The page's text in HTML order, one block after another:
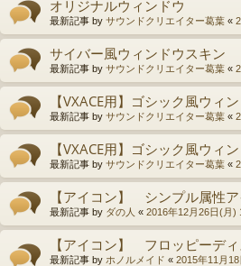
オリジナルウィンドウ
最新記事 by サウンドクリエイター葛葉 «
サイバー風ウィンドウスキン
最新記事 by サウンドクリエイター葛葉 «
【VXACE用】ゴシック風ウィ
最新記事 by サウンドクリエイター葛葉 «
【VXACE用】ゴシック風ウィ
最新記事 by サウンドクリエイター葛葉 «
【アイコン】 シンプル属性
最新記事 by ダの人 « 2016年12月26日(月)
【アイコン】 フロッピーディ
最新記事 by ホノルメイド « 2015年11月